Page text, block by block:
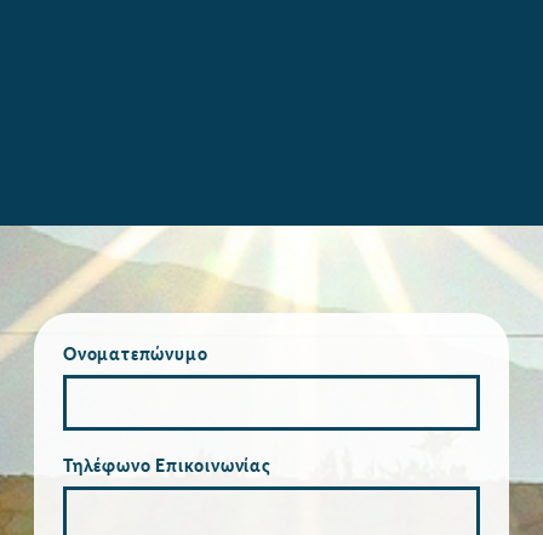
Ονοματεπώνυμο
Τηλέφωνο Επικοινωνίας